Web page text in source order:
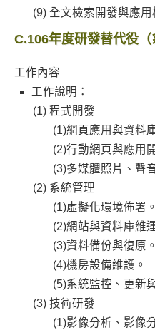
全文檢索開發與應用
C.106年度研發替代役（
工作內容
工作說明：
程式開發
(1)網頁應用與資料
(2)行動網頁與應用
(3)多媒體照片、聲
系統管理
(1)虛擬化環境佈署。
(2)網站與資料庫維
(3)資料備份與復原。
(4)機房設備維護。
(5)系統監控、更新
技術研發
(1)影像分析、影像